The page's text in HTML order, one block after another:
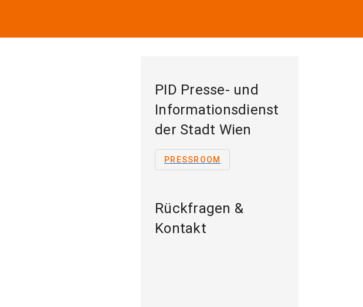
PID Presse- und
Informationsdienst
der Stadt Wien
PRESSROOM
Rückfragen &
Kontakt